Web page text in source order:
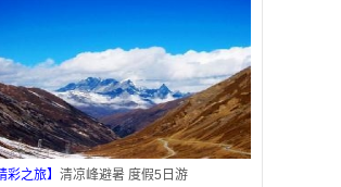
彩之旅】 清凉峰避暑 度假5日游